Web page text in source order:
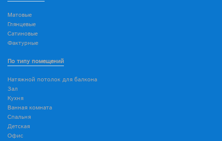
Матовые
Глянцевые
Сатиновые
Фактурные
По типу помещений
Натяжной потолок для балкона
Зал
Кухня
Ванная комната
Спальня
Детская
Офис